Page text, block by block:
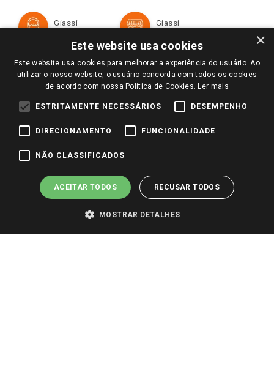
Televendas
Notícias
Perguntas frequentes
Identidade Visual
Formas de Pagamento
Trocas e Devoluções
Giassi
Giassi
Redes Sociais
Pagamento e Segurança
×
Este website usa cookies
Este website usa cookies para melhorar a experiência do usuário. Ao
utilizar o nosso website, o usuário concorda com todos os cookies
de acordo com nossa Política de Cookies. Ler mais
ESTRITAMENTE NECESSÁRIOS DESEMPENHO
DIRECIONAMENTO FUNCIONALIDADE
NÃO CLASSIFICADOS
ACEITAR TODOS RECUSAR TODOS
MOSTRAR DETALHES